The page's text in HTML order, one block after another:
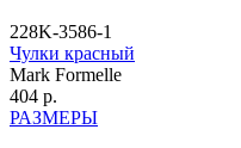
228K-3586-1
Чулки красный
Mark Formelle
404 р.
РАЗМЕРЫ